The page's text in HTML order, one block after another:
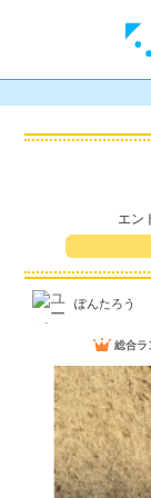
エン
ぽんたろう
総合ラ